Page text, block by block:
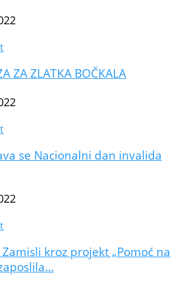
ZA ZLATKA BOČKALA
se Nacionalni dan invalida
kroz projekt „Pomoć na